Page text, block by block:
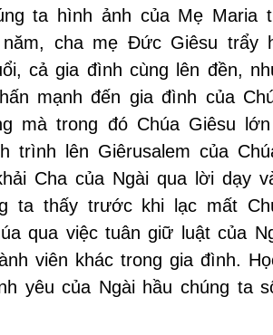
ta hình ảnh của Mẹ Maria
cha mẹ Đức Giêsu trẩy
cả gia đình cùng lên đền,
mạnh đến gia đình của
mà trong đó Chúa Giêsu
trình lên Giêrusalem của
Cha của Ngài qua lời dạy
ta thấy trước khi lạc mất
qua việc tuân giữ luật của
viên khác trong gia đình.
yêu của Ngài hầu chúng ta